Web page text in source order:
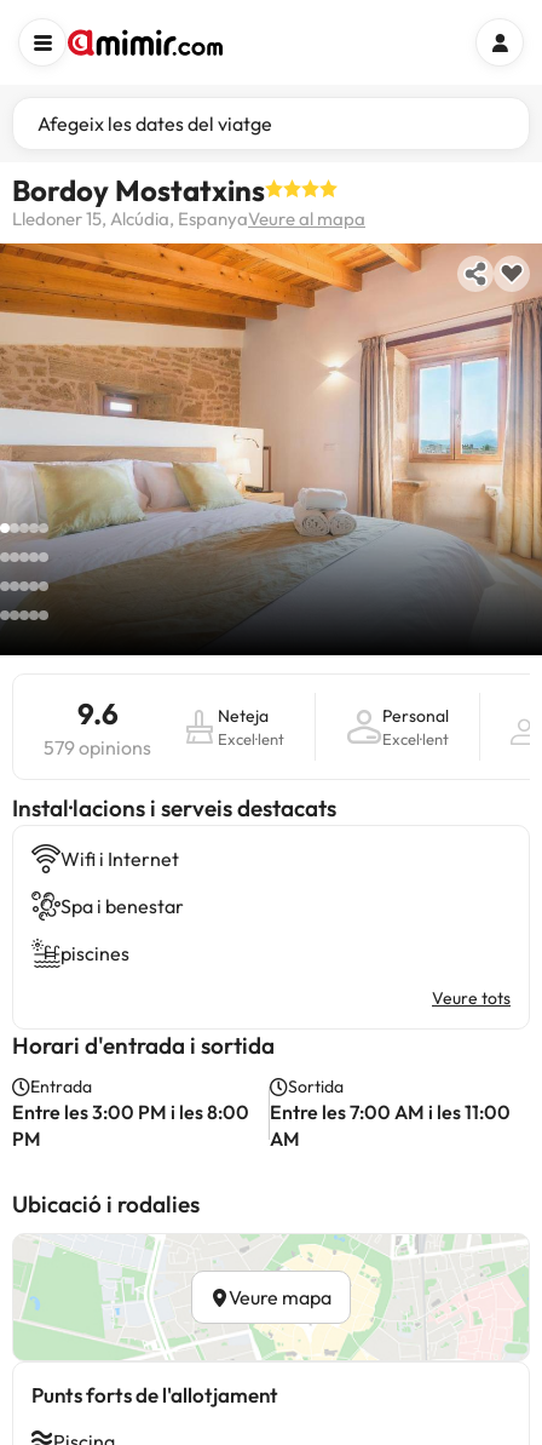
Afegeix les dates del viatge
Bordoy Mostatxins
Lledoner 15, Alcúdia, EspanyaVeure al mapa
9.6
579 opinions
Neteja
Excel·lent
Personal
Excel·lent
Instal·lacions i serveis destacats
Wifi i Internet
Spa i benestar
piscines
Veure tots
Horari d'entrada i sortida
Entrada
Entre les 3:00 PM i les 8:00
PM
Sortida
Entre les 7:00 AM i les 11:00
AM
Ubicació i rodalies
Veure mapa
Punts forts de l'allotjament